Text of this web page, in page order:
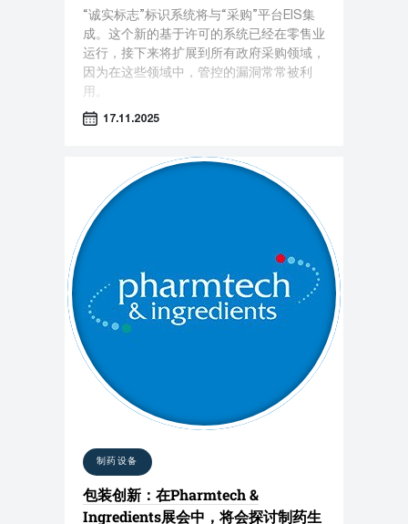
“诚实标志”标识系统将与“采购”平台EIS集
成。这个新的基于许可的系统已经在零售业
运行，接下来将扩展到所有政府采购领域，
因为在这些领域中，管控的漏洞常常被利
用。
17.11.2025
制药设备
包装创新：在Pharmtech &
Ingredients展会中，将会探讨制药生